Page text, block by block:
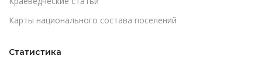
Карты национального состава поселений
Статистика